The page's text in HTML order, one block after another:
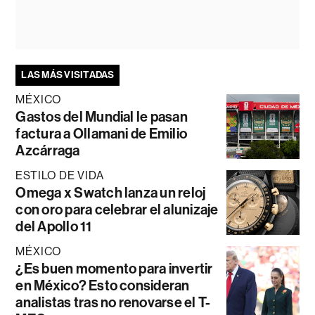
LAS MÁS VISITADAS
MÉXICO
Gastos del Mundial le pasan
factura a Ollamani de Emilio
Azcárraga
ESTILO DE VIDA
Omega x Swatch lanza un reloj
con oro para celebrar el alunizaje
del Apollo 11
MÉXICO
¿Es buen momento para invertir
en México? Esto consideran
analistas tras no renovarse el T-